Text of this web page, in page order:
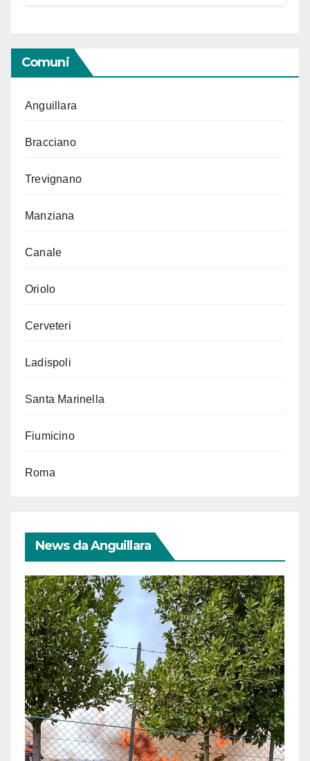
Comuni
Anguillara
Bracciano
Trevignano
Manziana
Canale
Oriolo
Cerveteri
Ladispoli
Santa Marinella
Fiumicino
Roma
News da Anguillara